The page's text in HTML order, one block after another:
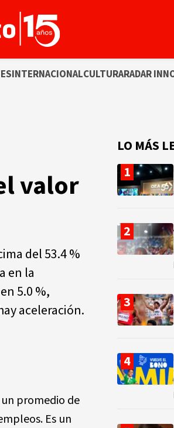
INTERNACIONALCULTURARADAR
valor
del 53.4 %
en la
5.0 %,
aceleración.
promedio de
Es un
LO MÁS